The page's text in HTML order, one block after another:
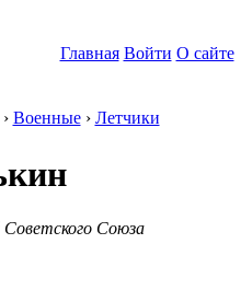
Главная Войти О сайте
› Военные› Летчики
Союза